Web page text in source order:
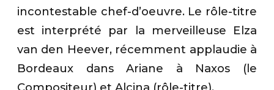
incontestable chef-d’oeuvre. Le rôle-titre
est interprété par la merveilleuse Elza
van den Heever, récemment applaudie à
Bordeaux dans Ariane à Naxos (le